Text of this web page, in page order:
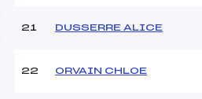
21 DUSSERRE ALICE
22 ORVAIN CHLOE